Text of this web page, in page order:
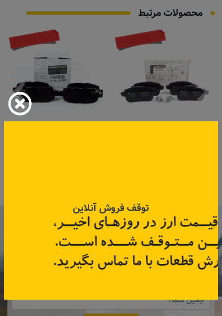
محصولات مرتبط
تماس بگیرید تماس بگیرید
با عضویت در خبرنامه رنویدک
همین حالا ۱۵ هزار تومان کد‌تخفیف خرید
آنلاین
توقف فروش آنلاین